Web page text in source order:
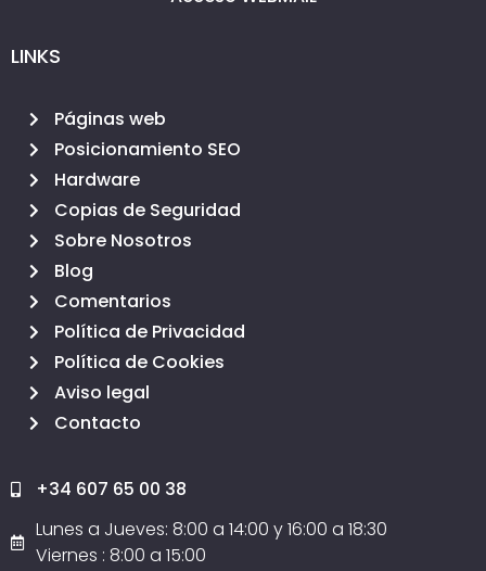
LINKS
Páginas web
Posicionamiento SEO
Hardware
Copias de Seguridad
Sobre Nosotros
Blog
Comentarios
Política de Privacidad
Política de Cookies
Aviso legal
Contacto
+34 607 65 00 38
Lunes a Jueves: 8:00 a 14:00 y 16:00 a 18:30
Viernes : 8:00 a 15:00